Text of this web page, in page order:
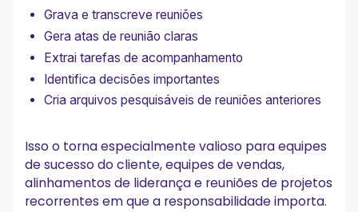
Grava e transcreve reuniões
Gera atas de reunião claras
Extrai tarefas de acompanhamento
Identifica decisões importantes
Cria arquivos pesquisáveis de reuniões anteriores
Isso o torna especialmente valioso para equipes
de sucesso do cliente, equipes de vendas,
alinhamentos de liderança e reuniões de projetos
recorrentes em que a responsabilidade importa.